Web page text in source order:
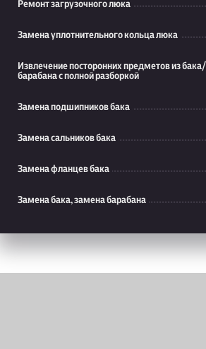
Ремонт загрузочного люка
Замена уплотнительного кольца люка
Извлечение посторонних предметов из бака/
барабана с полной разборкой
Замена подшипников бака
Замена сальников бака
Замена фланцев бака
Замена бака, замена барабана